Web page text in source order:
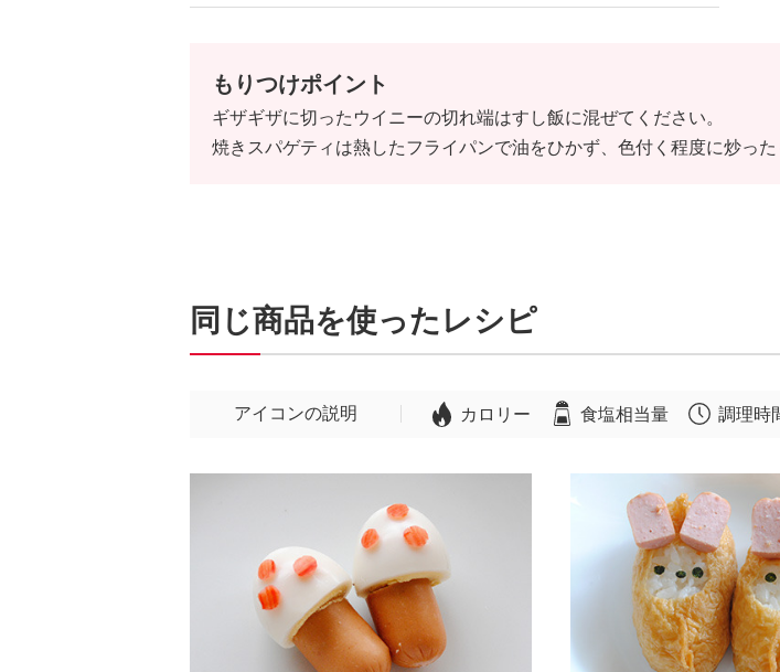
もりつけポイント
ギザギザに切ったウイニーの切れ端はすし飯に混ぜてください。
焼きスパゲティは熱したフライパンで油をひかず、色付く程度に炒った
同じ商品を使ったレシピ
アイコンの説明 カロリー 食塩相当量 調理時